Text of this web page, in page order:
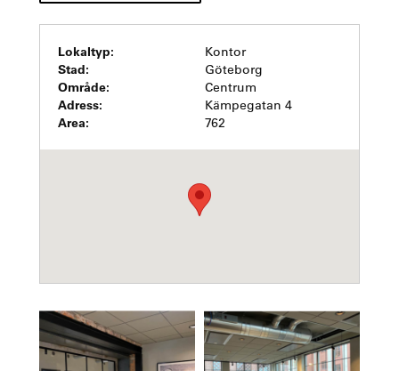
Lokaltyp: Kontor
Stad: Göteborg
Område: Centrum
Adress: Kämpegatan 4
Area: 762